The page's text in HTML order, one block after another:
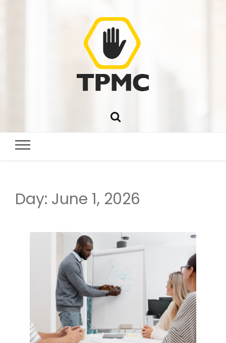
Day: June 1, 2026